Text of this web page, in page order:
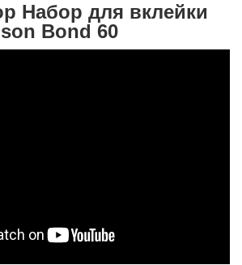
Набор для вклейки
Bond 60